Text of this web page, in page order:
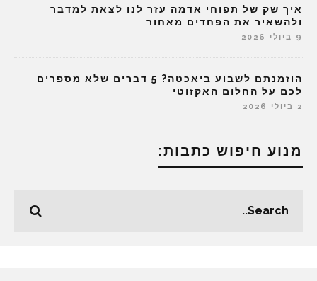
איך שק של תפוחי אדמה עזר לנו לצאת למדבר
ולהשאיר את הפחדים מאחור
9 ביולי 2026
הוזמנתם לשבוע ביאכטה? 5 דברים שלא מספרים
לכם על החלום האקזוטי
2 ביולי 2026
מנוע חיפוש כתבות: